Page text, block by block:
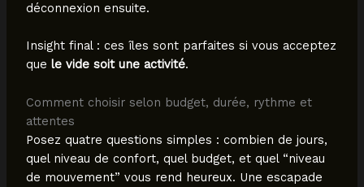
déconnexion ensuite.
Insight final : ces îles sont parfaites si vous acceptez
que le vide soit une activité.
Comment choisir selon budget, durée, rythme et
attentes
Posez quatre questions simples : combien de jours,
quel niveau de confort, quel budget, et quel “niveau
de mouvement” vous rend heureux. Une escapade